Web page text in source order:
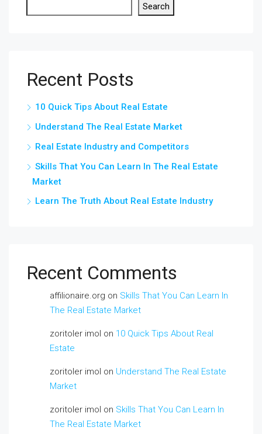
Search
Recent Posts
10 Quick Tips About Real Estate
Understand The Real Estate Market
Real Estate Industry and Competitors
Skills That You Can Learn In The Real Estate
Market
Learn The Truth About Real Estate Industry
Recent Comments
affilionaire.org on Skills That You Can Learn In
The Real Estate Market
zoritoler imol on 10 Quick Tips About Real
Estate
zoritoler imol on Understand The Real Estate
Market
zoritoler imol on Skills That You Can Learn In
The Real Estate Market